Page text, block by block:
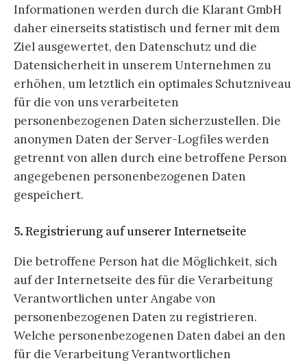
Informationen werden durch die Klarant GmbH
daher einerseits statistisch und ferner mit dem
Ziel ausgewertet, den Datenschutz und die
Datensicherheit in unserem Unternehmen zu
erhöhen, um letztlich ein optimales Schutzniveau
für die von uns verarbeiteten
personenbezogenen Daten sicherzustellen. Die
anonymen Daten der Server-Logfiles werden
getrennt von allen durch eine betroffene Person
angegebenen personenbezogenen Daten
gespeichert.
5. Registrierung auf unserer Internetseite
Die betroffene Person hat die Möglichkeit, sich
auf der Internetseite des für die Verarbeitung
Verantwortlichen unter Angabe von
personenbezogenen Daten zu registrieren.
Welche personenbezogenen Daten dabei an den
für die Verarbeitung Verantwortlichen